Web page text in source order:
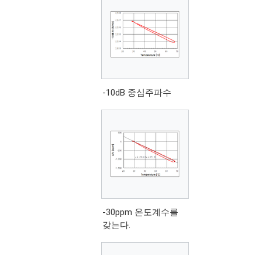
-10dB 중심주파수
-30ppm 온도계수를
갖는다.